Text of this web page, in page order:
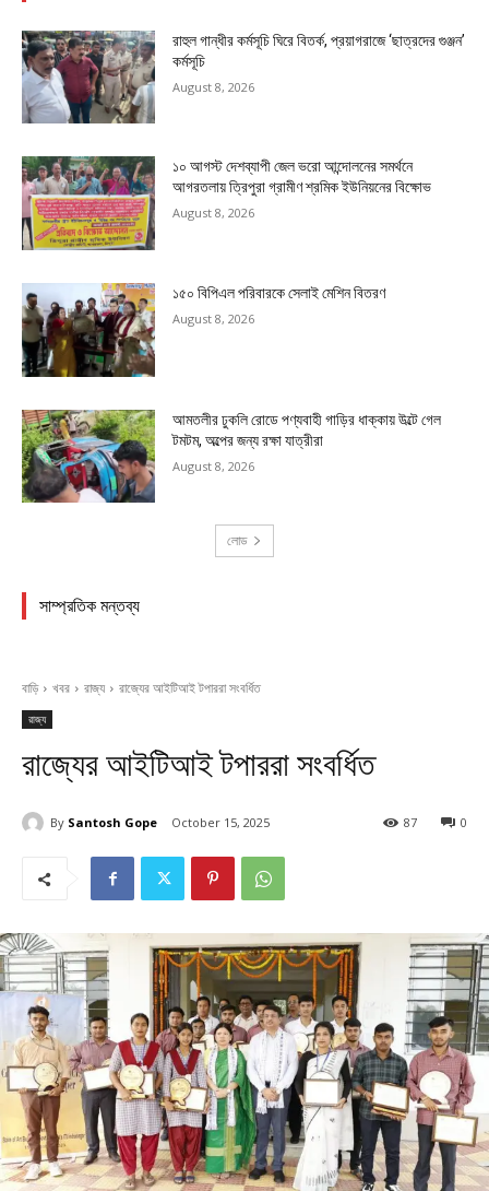
রাহুল গান্ধীর কর্মসূচি ঘিরে বিতর্ক, প্রয়াগরাজে ‘ছাত্রদের গুঞ্জন’
কর্মসূচি
August 8, 2026
১০ আগস্ট দেশব্যাপী জেল ভরো আন্দোলনের সমর্থনে
আগরতলায় ত্রিপুরা গ্রামীণ শ্রমিক ইউনিয়নের বিক্ষোভ
August 8, 2026
১৫০ বিপিএল পরিবারকে সেলাই মেশিন বিতরণ
August 8, 2026
আমতলীর ঢুকলি রোডে পণ্যবাহী গাড়ির ধাক্কায় উল্টে গেল
টমটম, অল্পের জন্য রক্ষা যাত্রীরা
August 8, 2026
লোড
সাম্প্রতিক মন্তব্য